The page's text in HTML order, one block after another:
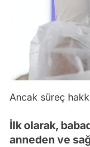
Ancak süreç
İlk olarak,
anneden ve